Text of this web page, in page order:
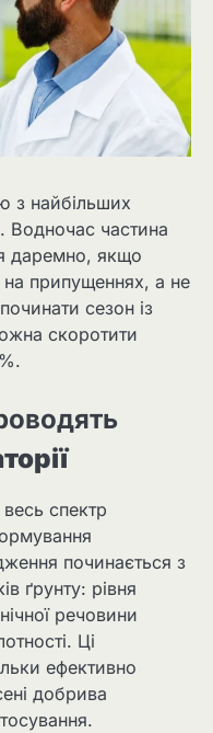
з найбільших
Водночас частина
даремно, якщо
припущеннях, а не
сезон із
скоротити
спектр
починається з
ґрунту: рівня
речовини
Ці
ефективно
добрива